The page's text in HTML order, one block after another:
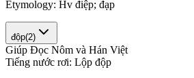
Etymology: Hv điệp; đạp
độp(2)
Giúp Đọc Nôm và Hán Việt
Tiếng nước rơi: Lộp độp